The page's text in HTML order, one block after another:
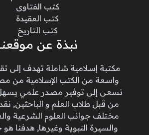
كتب الفتاوى
كتب العقيدة
كتب التاريخ
نبذة عن
مكتبة إسلامية شاملة تهدف إلى
واسعة من الكتب الإسلامية من
نسعى إلى توفير مصدر علمي
من قبل طلاب العلم و الباحثين,
مختلف جوانب العلوم الشرعية
والسيرة النبوية وغيرها, هدفنا